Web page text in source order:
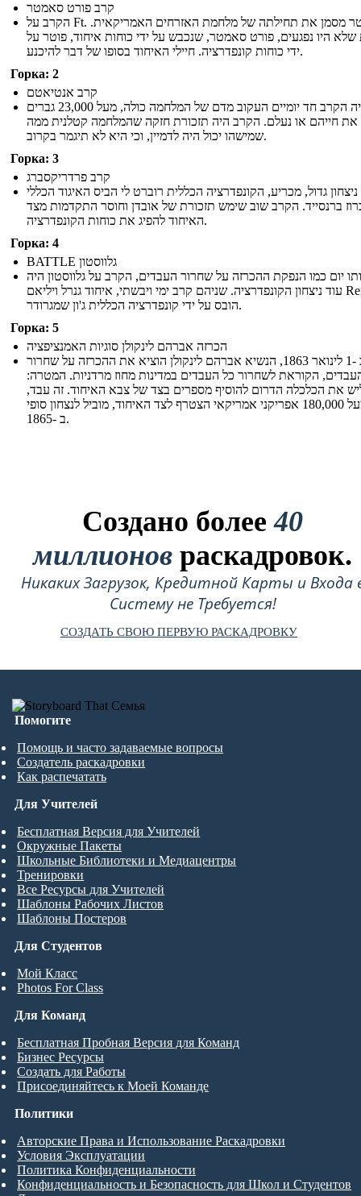
קרב פורט סאמטר
הקרב על Ft. סאמטר מסמן את תחילתה של מלחמת האזרחים האמריקאית.
שלא היו נפגעים, פורט סאמטר, שנכבש על ידי כוחות איחוד, פוטר על
ידי כוחות קונפדרציה. חיילי האיחוד בסופו של דבר להיכנע.
Горка: 2
קרב אנטיאטם
במה היה הקרב חד יומיים העקוב מדם של המלחמה כולה, מעל 23,000 גברים
את חייהם או נעלם. הקרב היה תזכורת חזקה שהמלחמה קטלנית ממה
שמישהו יכול היה לדמיין, וכי היא לא תיגמר בקרוב.
Горка: 3
קרב פרדריקסברג
גדול, מכריע, הקונפדרציה הכללית רוברט לי הביס האיגוד הכללי
ברנסייד. הקרב שוב שימש תזכורת של אובדן וחוסר התקדמות מצד
האיחוד להפיג את כוחות הקונפדרציה.
Горка: 4
BATTLE גלווסטון
יום כמו הנפקת ההכרזה על שחרור העבדים, הקרב על גלווסטון היה
עוד ניצחון הקונפדרציה. שניהם קרב ימי ויבשתי, איחוד גנרל ויליאם Renshaw
הובס על ידי קונפדרציה הכללית ג'ון שמגרודר.
Горка: 5
הכרזה אברהם לינקולן סוגיות האמנציפציה
ב -1 לינואר 1863, הנשיא אברהם לינקולן הוציא את ההכרזה על שחרור
הקוראת לשחרור כל העבדים במדינות מחוז מרדניות. המטרה:
את הכלכלה הדרום להוסיף מספרים בצד של צבא האיחוד. זה עבד,
כמו מעל 180,000 אפריקני אמריקאי הצטרף לצד האיחוד, מוביל לנצחון סופי
ב -1865.
Создано более40
миллионов раскадровок.
Никаких Загрузок, Кредитной Карты и Входа
Систему не Требуется!
СОЗДАТЬ СВОЮ ПЕРВУЮ РАСКАДРОВКУ
Помогите
Помощь и часто задаваемые вопросы
Создатель раскадровки
Как распечатать
Для Студентов
Мой Класс
Photos For Class
Для Учителей
Бесплатная Версия для Учителей
Окружные Пакеты
Школьные Библиотеки и Медиацентры
Тренировки
Все Ресурсы для Учителей
Шаблоны Рабочих Листов
Шаблоны Постеров
Для Команд
Бесплатная Пробная Версия для Команд
Бизнес Ресурсы
Создать для Работы
Присоединяйтесь к Моей Команде
Политики
Авторские Права и Использование Раскадровки
Условия Эксплуатации
Политика Конфиденциальности
Конфиденциальность и Безопасность для Школ и Студентов